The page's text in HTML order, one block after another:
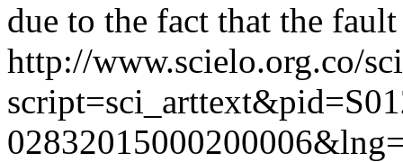
due to the fact that the
http://www.scielo.org.co/